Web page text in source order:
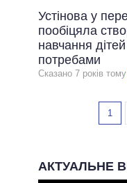
Устінова у
пообіцяла
навчання
потребами
Сказано 7 рокiв тому
1
АКТУАЛЬНЕ